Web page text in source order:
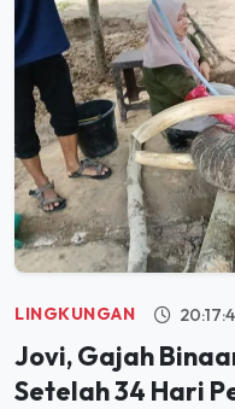
LINGKUNGAN
Jovi, Gajah
Setelah 34 Hari